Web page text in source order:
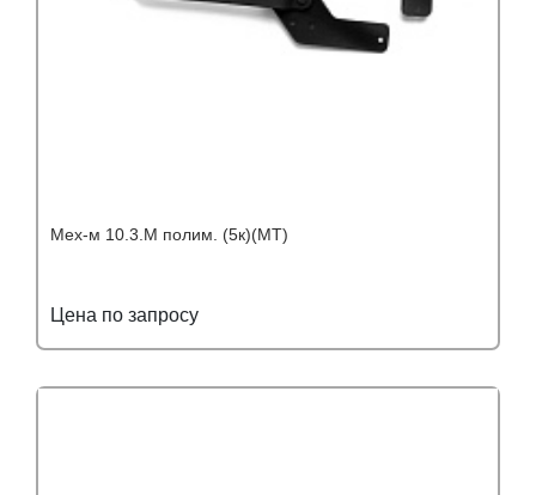
Мех-м 10.3.М полим. (5к)(МТ)
Цена по запросу